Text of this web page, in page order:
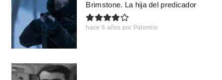
Brimstone. La hija del predicador
hace 6 años por Palomiix